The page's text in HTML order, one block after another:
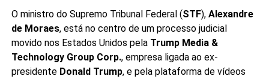
O ministro do Supremo Tribunal Federal (STF), Alexandre
de Moraes, está no centro de um processo judicial
movido nos Estados Unidos pela Trump Media &
Technology Group Corp., empresa ligada ao ex-
presidente Donald Trump, e pela plataforma de vídeos